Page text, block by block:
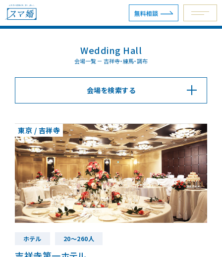
無料相談
予約専用ダイヤル 0120-098-754
ウェディングプラン
ショールーム・サロン 会場を探す
会場別見積例
Wedding Hall
会場一覧 － 吉祥寺・練馬・調布
東京 / 吉祥寺
ホテル 20～260人
会場を検索する